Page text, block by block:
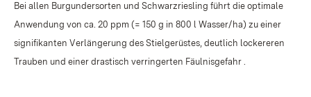
Bei allen Burgundersorten und Schwarzriesling führt die optimale
Anwendung von ca. 20 ppm (= 150 g in 800 l Wasser/ha) zu einer
signifikanten Verlängerung des Stielgerüstes, deutlich lockereren
Trauben und einer drastisch verringerten Fäulnisgefahr .